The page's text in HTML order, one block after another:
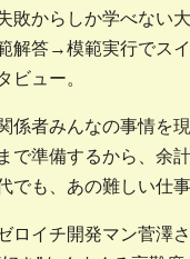
敗からしか学べない
解答→模範実行でス
ビュー。
係者みんなの事情を
で準備するから、余
でも、あの難しい仕
ロイチ開発マン菅澤